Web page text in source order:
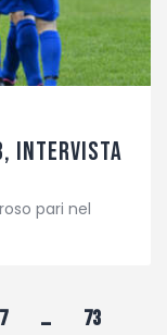
intervista
pari nel
… 73